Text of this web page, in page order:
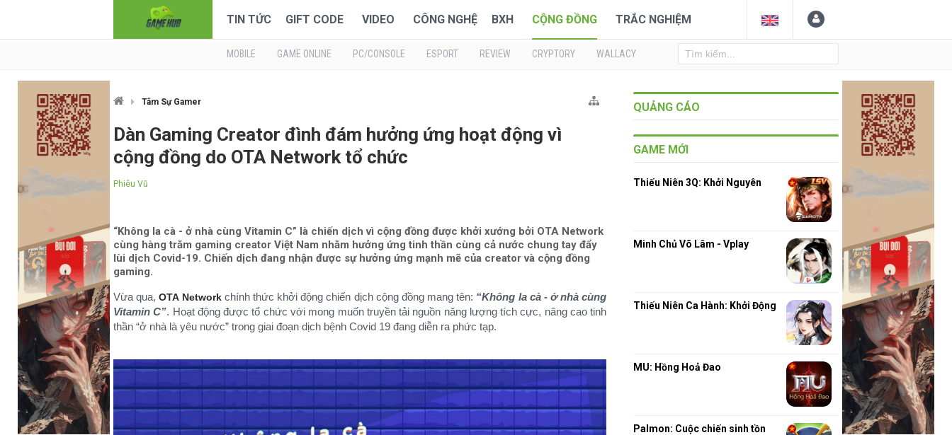
TIN TỨC GIFT CODE VIDEO CÔNG NGHỆ BXH CỘNG ĐỒNG TRẮC NGHIỆM
MOBILE GAME ONLINE PC/CONSOLE ESPORT REVIEW CRYPTORY WALLACY
Tâm Sự Gamer
Dàn Gaming Creator đình đám hưởng ứng hoạt động vì
cộng đồng do OTA Network tổ chức
Phiêu Vũ
“Không la cà - ở nhà cùng Vitamin C” là chiến dịch vì cộng đồng được khởi xướng bởi OTA Network
cùng hàng trăm gaming creator Việt Nam nhằm hưởng ứng tinh thần cùng cả nước chung tay đẩy
lùi dịch Covid-19. Chiến dịch đang nhận được sự hưởng ứng mạnh mẽ của creator và cộng đồng
gaming.
Vừa qua,OTA Networkchính thức khởi động chiến dịch cộng đồng mang tên: “Không la cà - ở nhà cùng
Vitamin C”. Hoạt động được tổ chức với mong muốn truyền tải nguồn năng lượng tích cực, nâng cao tinh
thần “ở nhà là yêu nước” trong giai đoạn dịch bệnh Covid 19 đang diễn ra phức tạp.
QUẢNG CÁO
GAME MỚI
Thiếu Niên 3Q: Khởi Nguyên
Minh Chủ Võ Lâm - Vplay
Thiếu Niên Ca Hành: Khởi Động
MU: Hồng Hoả Đao
Palmon: Cuộc chiến sinh tồn